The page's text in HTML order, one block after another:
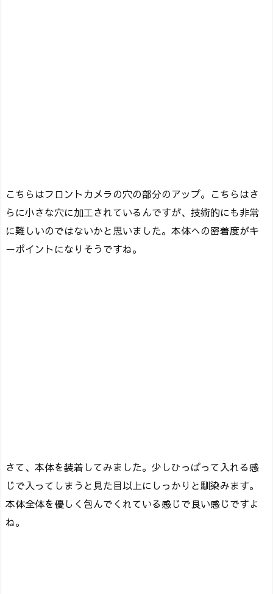
こちらはフロントカメラの穴の部分のアップ。こちらはさ
らに小さな穴に加工されているんですが、技術的にも非常
に難しいのではないかと思いました。本体への密着度がキ
ーポイントになりそうですね。
さて、本体を装着してみました。少しひっぱって入れる感
じで入ってしまうと見た目以上にしっかりと馴染みます。
本体全体を優しく包んでくれている感じで良い感じですよ
ね。